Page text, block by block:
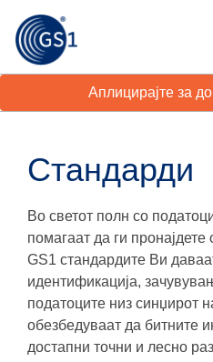
Аплицирајте за
Стандарди
Во светот полн со
помагаат да ги
GS1 стандардите Ви
идентификација,
податоците низ синџирот
обезбедуваат да битните
достапни точни и лесно